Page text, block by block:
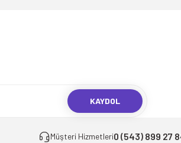
KAYDOL
Müşteri Hizmetleri0 (543) 899 27